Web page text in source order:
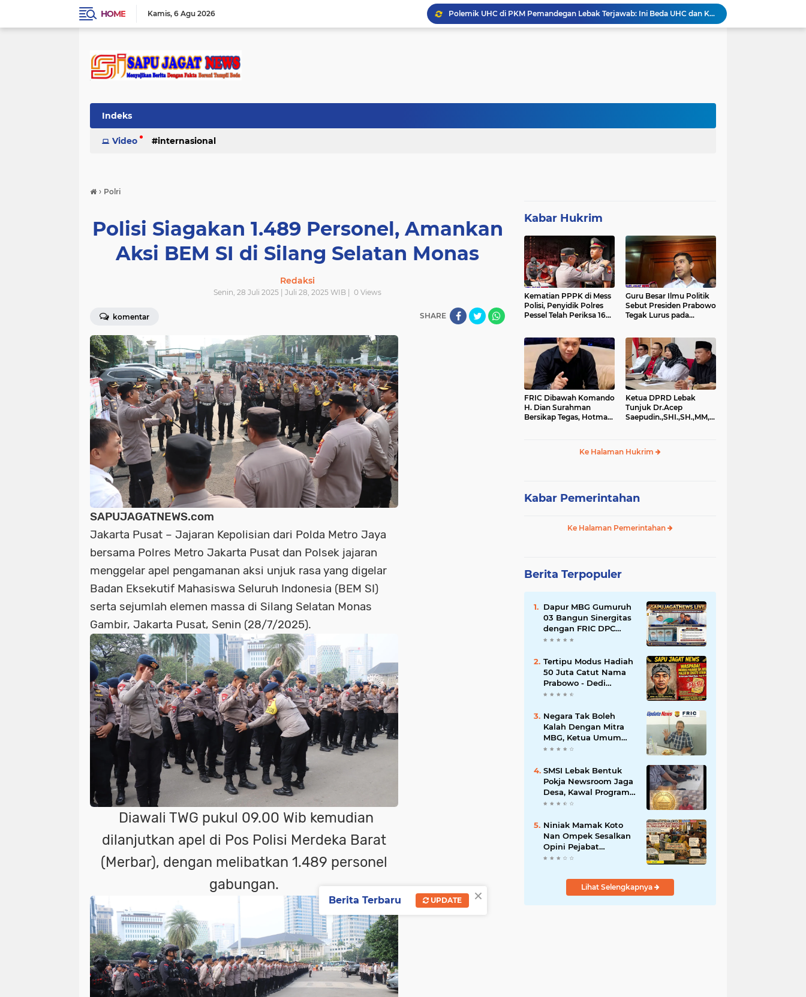
HOME Kamis 6 Agu 2026 Polemik UHC di PKM Pemandegan Lebak Terjawab: Ini Beda UHC dan Kapitasi Serta Aturan Status Aktif Versi BPJS
Sebanyak 27 Dapur MBG di Banten Masih di-Suspend BGN
Anggota Polsek Leuwidamar Laksanakan Giat shalat Subuh keliling (Subling) Di Desa Lebakparahiang
Indeks
Video internasional
› Polri
Polisi Siagakan 1.489 Personel, Amankan
Aksi BEM SI di Silang Selatan Monas
Redaksi
Senin, 28 Juli 2025 | Juli 28, 2025 WIB | 0 Views
komentar SHARE
SAPUJAGATNEWS.com
Jakarta Pusat – Jajaran Kepolisian dari Polda Metro Jaya
bersama Polres Metro Jakarta Pusat dan Polsek jajaran
menggelar apel pengamanan aksi unjuk rasa yang digelar
Badan Eksekutif Mahasiswa Seluruh Indonesia (BEM SI)
serta sejumlah elemen massa di Silang Selatan Monas
Gambir, Jakarta Pusat, Senin (28/7/2025).
Diawali TWG pukul 09.00 Wib kemudian
dilanjutkan apel di Pos Polisi Merdeka Barat
(Merbar), dengan melibatkan 1.489 personel
gabungan.
Kabar Hukrim
Kematian PPPK di Mess
Polisi, Penyidik Polres
Pessel Telah Periksa 16
Guru Besar Ilmu Politik
Sebut Presiden Prabowo
Tegak Lurus pada
Hukum
FRIC Dibawah Komando
H. Dian Surahman
Bersikap Tegas, Hotman
Merendahkan Wartawan
Ketua DPRD Lebak
Tunjuk Dr.Acep
Saepudin.,SHI.,SH.,MM,MSi.,Sebagai
Ke Halaman Hukrim
Kabar Pemerintahan
Ke Halaman Pemerintahan
Berita Terpopuler
Dapur MBG Gumuruh
03 Bangun Sinergitas
dengan FRIC DPC
Kabupaten Lebak,
SOP BGN Pusat
Tertipu Modus Hadiah
50 Juta Catut Nama
Prabowo - Dedi
Mulyadi, Pasutri di
Lebak Rugi Rp 12 Juta
Lebih
Negara Tak Boleh
Kalah Dengan Mitra
MBG, Ketua Umum
APKLI-P: Silahkan
Kantin Sekolah
SMSI Lebak Bentuk
Pokja Newsroom Jaga
Desa, Kawal Program
Desa Agar Bisa Maju
Niniak Mamak Koto
Nan Ompek Sesalkan
Opini Pejabat
Payakumbuh Soal
Jabatan
Lihat Selengkapnya
×
Berita Terbaru UPDATE